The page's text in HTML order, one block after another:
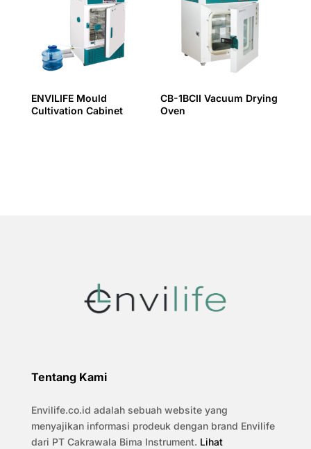
ENVILIFE Mould
Cultivation Cabinet
CB-1BCII Vacuum Drying
Oven
Tentang Kami
Envilife.co.id adalah sebuah website yang
menyajikan informasi prodeuk dengan brand Envilife
dari PT Cakrawala Bima Instrument. Lihat